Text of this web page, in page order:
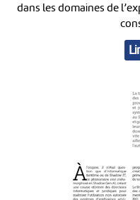
dans les domaines de